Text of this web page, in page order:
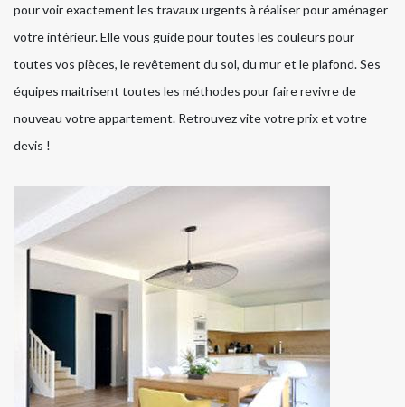
pour voir exactement les travaux urgents à réaliser pour aménager
votre intérieur. Elle vous guide pour toutes les couleurs pour
toutes vos pièces, le revêtement du sol, du mur et le plafond. Ses
équipes maitrisent toutes les méthodes pour faire revivre de
nouveau votre appartement. Retrouvez vite votre prix et votre
devis !